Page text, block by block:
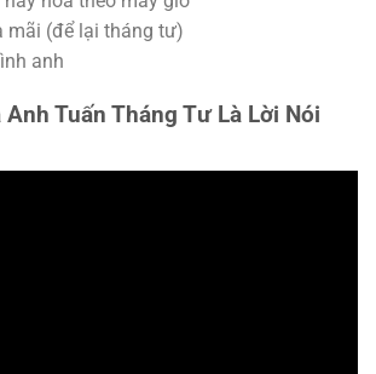
mãi (để lại tháng tư)
anh
Anh Tuấn Tháng Tư Là Lời Nói